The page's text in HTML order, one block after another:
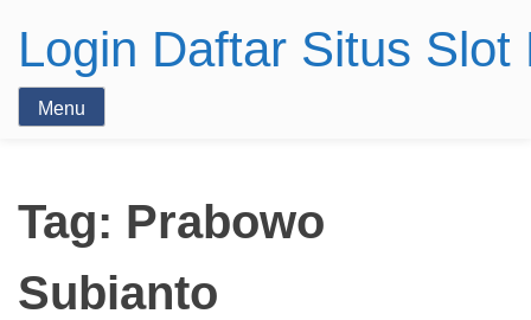
Login Daftar Situs Slot
Menu
Tag: Prabowo
Subianto